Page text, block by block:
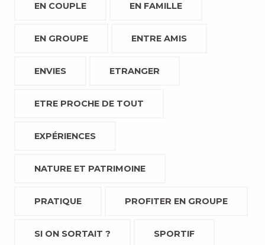
EN COUPLE EN FAMILLE
EN GROUPE ENTRE AMIS
ENVIES ETRANGER
ETRE PROCHE DE TOUT
EXPÉRIENCES
NATURE ET PATRIMOINE
PRATIQUE PROFITER EN GROUPE
SI ON SORTAIT ? SPORTIF